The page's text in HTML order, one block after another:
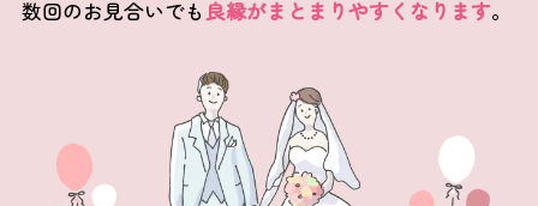
数回のお見合いでも良縁がまとまりやすくなります。